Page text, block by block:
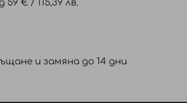
59 € / 115,39 лв.
и замяна до 14 дни